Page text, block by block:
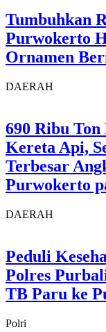
Tumbuhkan
Purwokerto
Ornamen
DAERAH
690 Ribu
Kereta Api,
Terbesar
Purwokerto
DAERAH
Peduli
Polres
TB Paru ke
Polri